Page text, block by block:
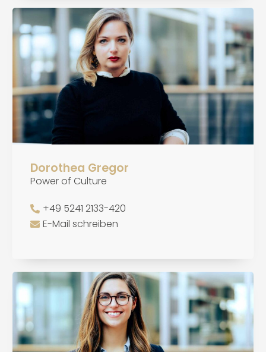
Dorothea Gregor
Power of Culture
+49 5241 2133-420
E-Mail schreiben